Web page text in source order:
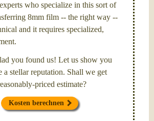
who specialize in this sort of
8mm film -- the right way --
and it requires specialized,
you found us! Let us show you
a stellar reputation. Shall we get
priced estimate?
Kosten berechnen